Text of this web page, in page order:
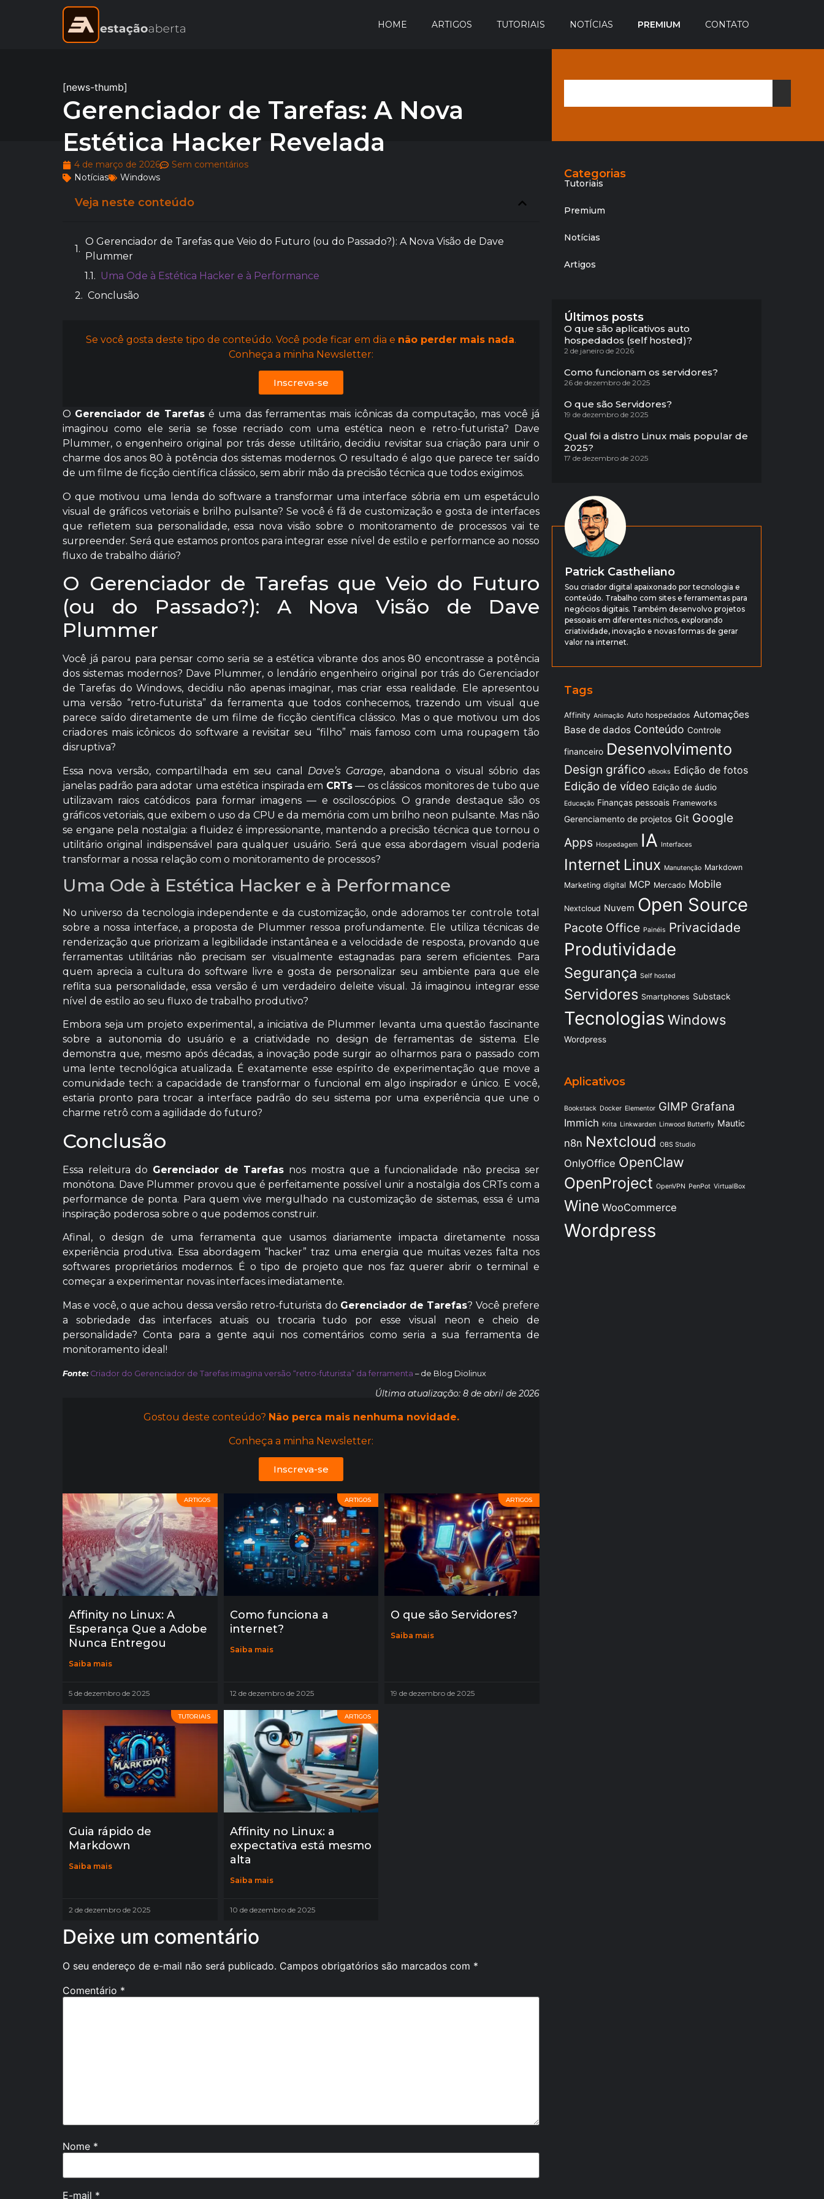
HOME ARTIGOS TUTORIAIS NOTÍCIAS PREMIUM CONTATO
[news-thumb]
Gerenciador de Tarefas: A Nova
Estética Hacker Revelada
4 de março de 2026
Sem comentários
Notícias
Windows
Veja neste conteúdo
O Gerenciador de Tarefas que Veio do Futuro (ou do Passado?): A Nova Visão de Dave
Plummer
Uma Ode à Estética Hacker e à Performance
Conclusão
Se você gosta deste tipo de conteúdo. Você pode ficar em dia e não perder mais nada.
Conheça a minha Newsletter:
Inscreva-se
O Gerenciador de Tarefasé uma das ferramentas mais icônicas da computação, mas você já
imaginou como ele seria se fosse recriado com uma estética neon e retro-futurista? Dave
Plummer, o engenheiro original por trás desse utilitário, decidiu revisitar sua criação para unir o
charme dos anos 80 à potência dos sistemas modernos. O resultado é algo que parece ter saído
de um filme de ficção científica clássico, sem abrir mão da precisão técnica que todos exigimos.
O que motivou uma lenda do software a transformar uma interface sóbria em um espetáculo
visual de gráficos vetoriais e brilho pulsante? Se você é fã de customização e gosta de interfaces
que refletem sua personalidade, essa nova visão sobre o monitoramento de processos vai te
surpreender. Será que estamos prontos para integrar esse nível de estilo e performance ao nosso
fluxo de trabalho diário?
O Gerenciador de Tarefas que Veio do Futuro
(ou do Passado?): A Nova Visão de Dave
Plummer
Você já parou para pensar como seria se a estética vibrante dos anos 80 encontrasse a potência
dos sistemas modernos? Dave Plummer, o lendário engenheiro original por trás do Gerenciador
de Tarefas do Windows, decidiu não apenas imaginar, mas criar essa realidade. Ele apresentou
uma versão “retro-futurista” da ferramenta que todos conhecemos, trazendo um visual que
parece saído diretamente de um filme de ficção científica clássico. Mas o que motivou um dos
criadores mais icônicos do software a revisitar seu “filho” mais famoso com uma roupagem tão
disruptiva?
Essa nova versão, compartilhada em seu canal Dave’s Garage, abandona o visual sóbrio das
janelas padrão para adotar uma estética inspirada em CRTs— os clássicos monitores de tubo que
utilizavam raios catódicos para formar imagens — e osciloscópios. O grande destaque são os
gráficos vetoriais, que exibem o uso da CPU e da memória com um brilho neon pulsante. Mas não
se engane pela nostalgia: a fluidez é impressionante, mantendo a precisão técnica que tornou o
utilitário original indispensável para qualquer usuário. Será que essa abordagem visual poderia
transformar a nossa relação com o monitoramento de processos?
Uma Ode à Estética Hacker e à Performance
No universo da tecnologia independente e da customização, onde adoramos ter controle total
sobre a nossa interface, a proposta de Plummer ressoa profundamente. Ele utiliza técnicas de
renderização que priorizam a legibilidade instantânea e a velocidade de resposta, provando que
ferramentas utilitárias não precisam ser visualmente estagnadas para serem eficientes. Para
quem aprecia a cultura do software livre e gosta de personalizar seu ambiente para que ele
reflita sua personalidade, essa versão é um verdadeiro deleite visual. Já imaginou integrar esse
nível de estilo ao seu fluxo de trabalho produtivo?
Embora seja um projeto experimental, a iniciativa de Plummer levanta uma questão fascinante
sobre a autonomia do usuário e a criatividade no design de ferramentas de sistema. Ele
demonstra que, mesmo após décadas, a inovação pode surgir ao olharmos para o passado com
uma lente tecnológica atualizada. É exatamente esse espírito de experimentação que move a
comunidade tech: a capacidade de transformar o funcional em algo inspirador e único. E você,
estaria pronto para trocar a interface padrão do seu sistema por uma experiência que une o
charme retrô com a agilidade do futuro?
Conclusão
Essa releitura do Gerenciador de Tarefas nos mostra que a funcionalidade não precisa ser
monótona. Dave Plummer provou que é perfeitamente possível unir a nostalgia dos CRTs com a
performance de ponta. Para quem vive mergulhado na customização de sistemas, essa é uma
inspiração poderosa sobre o que podemos construir.
Afinal, o design de uma ferramenta que usamos diariamente impacta diretamente nossa
experiência produtiva. Essa abordagem “hacker” traz uma energia que muitas vezes falta nos
softwares proprietários modernos. É o tipo de projeto que nos faz querer abrir o terminal e
começar a experimentar novas interfaces imediatamente.
Mas e você, o que achou dessa versão retro-futurista do Gerenciador de Tarefas? Você prefere
a sobriedade das interfaces atuais ou trocaria tudo por esse visual neon e cheio de
personalidade? Conta para a gente aqui nos comentários como seria a sua ferramenta de
monitoramento ideal!
Fonte: Criador do Gerenciador de Tarefas imagina versão “retro-futurista” da ferramenta – de Blog Diolinux
Última atualização: 8 de abril de 2026
Gostou deste conteúdo? Não perca mais nenhuma novidade.
Conheça a minha Newsletter:
Inscreva-se
ARTIGOS
Affinity no Linux: A
Esperança Que a Adobe
Nunca Entregou
Saiba mais
5 de dezembro de 2025
ARTIGOS
Como funciona a
internet?
Saiba mais
12 de dezembro de 2025
ARTIGOS
O que são Servidores?
Saiba mais
19 de dezembro de 2025
TUTORIAIS
Guia rápido de
Markdown
Saiba mais
2 de dezembro de 2025
ARTIGOS
Affinity no Linux: a
expectativa está mesmo
alta
Saiba mais
10 de dezembro de 2025
Deixe um comentário
O seu endereço de e-mail não será publicado. Campos obrigatórios são marcados com *
Comentário *
Nome *
E-mail *
Categorias
Tutoriais
Premium
Notícias
Artigos
Últimos posts
O que são aplicativos auto
hospedados (self hosted)?
2 de janeiro de 2026
Como funcionam os servidores?
26 de dezembro de 2025
O que são Servidores?
19 de dezembro de 2025
Qual foi a distro Linux mais popular de
2025?
17 de dezembro de 2025
Patrick Castheliano
Sou criador digital apaixonado por tecnologia e
conteúdo. Trabalho com sites e ferramentas para
negócios digitais. Também desenvolvo projetos
pessoais em diferentes nichos, explorando
criatividade, inovação e novas formas de gerar
valor na internet.
Tags
Affinity Animação Auto hospedados Automações
Base de dados Conteúdo Controle
financeiro Desenvolvimento
Design gráfico eBooks Edição de fotos
Edição de vídeo Edição de áudio
Educação Finanças pessoais Frameworks
Gerenciamento de projetos Git Google
Apps Hospedagem IA Interfaces
Internet Linux Manutenção Markdown
Marketing digital MCP Mercado Mobile
Nextcloud Nuvem Open Source
Pacote Office Painéis Privacidade
Produtividade
Segurança Self hosted
Servidores Smartphones Substack
Tecnologias Windows
Wordpress
Aplicativos
Bookstack Docker Elementor GIMP Grafana
Immich Krita Linkwarden Linwood Butterfly Mautic
n8n Nextcloud OBS Studio
OnlyOffice OpenClaw
OpenProject OpenVPN PenPot VirtualBox
Wine WooCommerce
Wordpress